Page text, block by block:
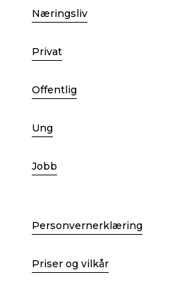
Næringsliv
Privat
Offentlig
Ung
Jobb
Personvernerklæring
Priser og vilkår